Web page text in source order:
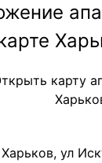
карту
Харьков, ул